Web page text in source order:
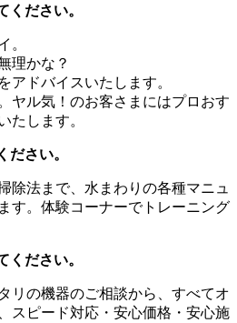
ください。
。
理かな？
アドバイスいたします。
ヤル気！のお客さまにはプロおす
たします。
ださい。
除法まで、水まわりの各種マニュ
す。体験コーナーでトレーニング
ください。
リの機器のご相談から、すべてオ
スピード対応・安心価格・安心施